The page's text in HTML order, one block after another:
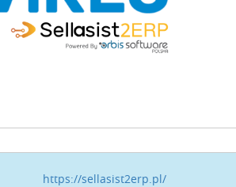
https://sellasist2erp.pl/